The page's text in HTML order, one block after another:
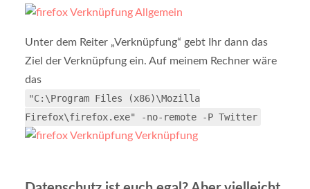
Unter dem Reiter „Verknüpfung“ gebt Ihr dann das
Ziel der Verknüpfung ein. Auf meinem Rechner wäre
das
"C:\Program Files (x86)\Mozilla
Firefox\firefox.exe" -no-remote -P Twitter